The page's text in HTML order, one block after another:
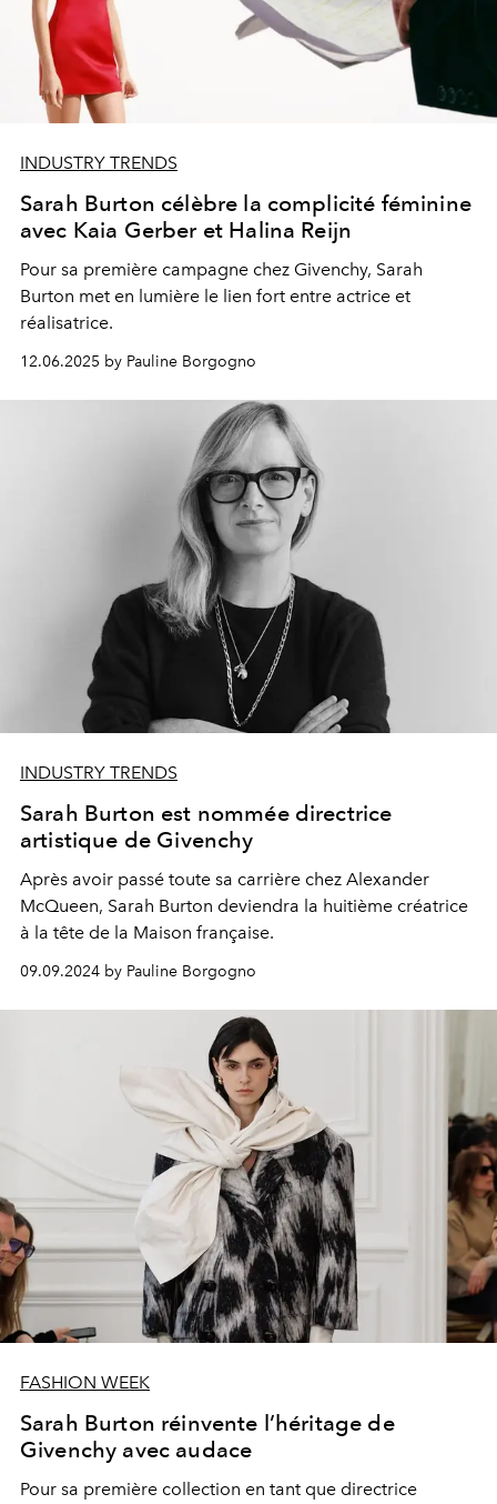
INDUSTRY TRENDS
Sarah Burton célèbre la complicité féminine
avec Kaia Gerber et Halina Reijn
Pour sa première campagne chez Givenchy, Sarah
Burton met en lumière le lien fort entre actrice et
réalisatrice.
12.06.2025 by Pauline Borgogno
INDUSTRY TRENDS
Sarah Burton est nommée directrice
artistique de Givenchy
Après avoir passé toute sa carrière chez Alexander
McQueen, Sarah Burton deviendra la huitième créatrice
à la tête de la Maison française.
09.09.2024 by Pauline Borgogno
FASHION WEEK
Sarah Burton réinvente l’héritage de
Givenchy avec audace
Pour sa première collection en tant que directrice